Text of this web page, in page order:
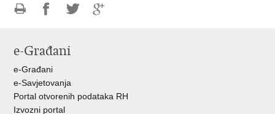
FacebookuTwitteru
e-Građani
e-Građani
e-Savjetovanja
Portal otvorenih podataka RH
Izvozni portal